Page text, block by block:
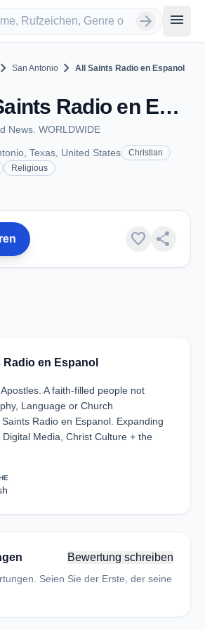
arrow_forward menu
chevron_right San Antonio chevron_right All Saints Radio en Espanol
All Saints Radio en Espanol - San Antonio, TX
News. WORLDWIDE
Texas, United States
Christian
Religious
favorite share
en Espanol
A faith-filled people not
Language or Church
Radio en Espanol. Expanding
Media, Christ Culture + the
Bewertung schreiben
Seien Sie der Erste, der seine